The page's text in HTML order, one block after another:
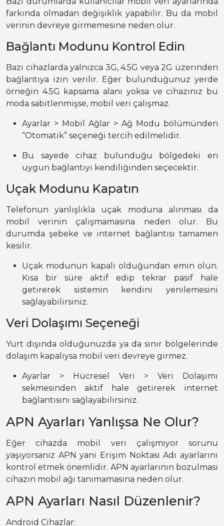
farkında olmadan değişiklik yapabilir. Bu da mobil
verinin devreye girmemesine neden olur.
Bağlantı Modunu Kontrol Edin
Bazı cihazlarda yalnızca 3G, 4.5G veya 2G üzerinden
bağlantıya izin verilir. Eğer bulunduğunuz yerde
örneğin 4.5G kapsama alanı yoksa ve cihazınız bu
moda sabitlenmişse, mobil veri çalışmaz.
Ayarlar > Mobil Ağlar > Ağ Modu bölümünden
“Otomatik” seçeneği tercih edilmelidir.
Bu sayede cihaz bulunduğu bölgedeki en
uygun bağlantıyı kendiliğinden seçecektir.
Uçak Modunu Kapatın
Telefonun yanlışlıkla uçak moduna alınması da
mobil verinin çalışmamasına neden olur. Bu
durumda şebeke ve internet bağlantısı tamamen
kesilir.
Uçak modunun kapalı olduğundan emin olun.
Kısa bir süre aktif edip tekrar pasif hale
getirerek sistemin kendini yenilemesini
sağlayabilirsiniz.
Veri Dolaşımı Seçeneği
Yurt dışında olduğunuzda ya da sınır bölgelerinde
dolaşım kapalıysa mobil veri devreye girmez.
Ayarlar > Hücresel Veri > Veri Dolaşımı
sekmesinden aktif hale getirerek internet
bağlantısını sağlayabilirsiniz.
APN Ayarları Yanlışsa Ne Olur?
Eğer cihazda mobil veri çalışmıyor sorunu
yaşıyorsanız APN yani Erişim Noktası Adı ayarlarını
kontrol etmek önemlidir. APN ayarlarının bozulması
cihazın mobil ağı tanımamasına neden olur.
APN Ayarları Nasıl Düzenlenir?
Android Cihazlar: